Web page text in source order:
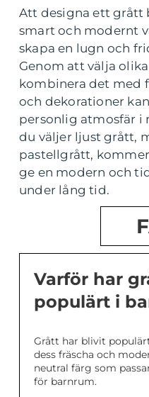
Att designa ett grått
smart och modernt
skapa en lugn och
Genom att välja
kombinera det med
och dekorationer
personlig atmosfär i
du väljer ljust grått,
pastellgrått,
ge en modern och
under lång tid.
Varför har
populärt i
Grått har blivit
dess fräscha och
neutral färg som
för barnrum.